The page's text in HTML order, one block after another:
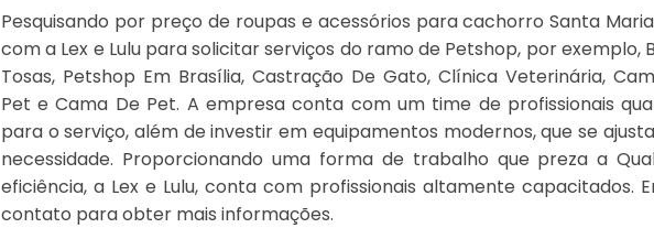
Pesquisando por preço de roupas e acessórios para cachorro Santa
com a Lex e Lulu para solicitar serviços do ramo de Petshop, por exemplo,
Tosas, Petshop Em Brasília, Castração De Gato, Clínica Veterinária,
Pet e Cama De Pet. A empresa conta com um time de profissionais
para o serviço, além de investir em equipamentos modernos, que se
necessidade. Proporcionando uma forma de trabalho que preza a
eficiência, a Lex e Lulu, conta com profissionais altamente capacitados.
contato para obter mais informações.